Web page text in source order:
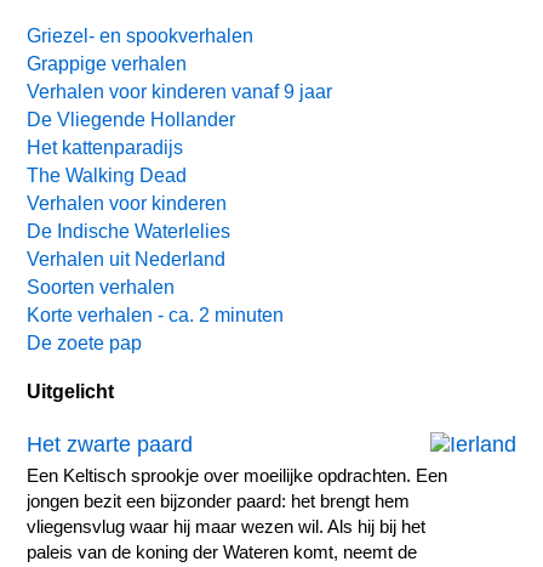
Griezel- en spookverhalen
Grappige verhalen
Verhalen voor kinderen vanaf 9 jaar
De Vliegende Hollander
Het kattenparadijs
The Walking Dead
Verhalen voor kinderen
De Indische Waterlelies
Verhalen uit Nederland
Soorten verhalen
Korte verhalen - ca. 2 minuten
De zoete pap
Uitgelicht
Het zwarte paard
Een Keltisch sprookje over moeilijke opdrachten. Een
jongen bezit een bijzonder paard: het brengt hem
vliegensvlug waar hij maar wezen wil. Als hij bij het
paleis van de koning der Wateren komt, neemt de